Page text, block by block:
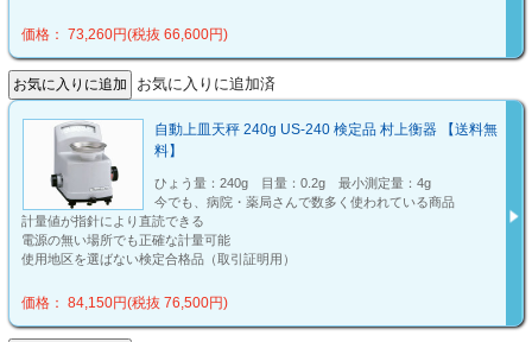
価格： 73,260円(税抜 66,600円)
お気に入りに追加済
自動上皿天秤 240g US-240 検定品 村上衡器 【送料無
料】
ひょう量：240g 目量：0.2g 最小測定量：4g
今でも、病院・薬局さんで数多く使われている商品
計量値が指針により直読できる
電源の無い場所でも正確な計量可能
使用地区を選ばない検定合格品（取引証明用）
価格： 84,150円(税抜 76,500円)